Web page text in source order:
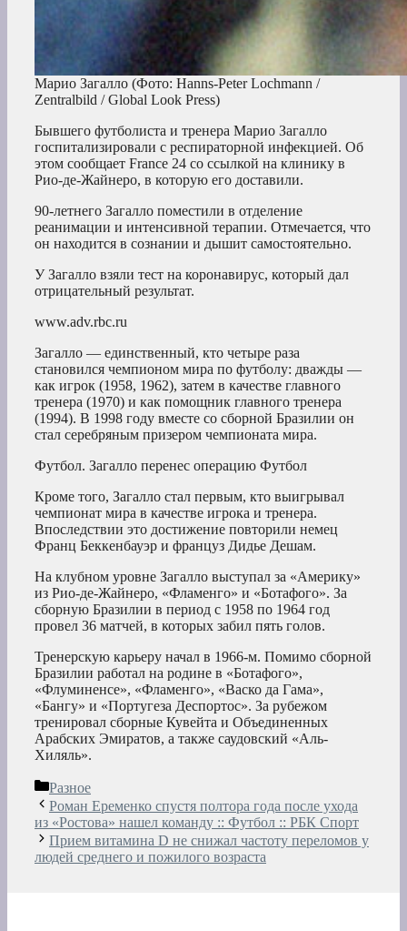
Марио Загалло (Фото: Hanns-Peter Lochmann /
Zentralbild / Global Look Press)
Бывшего футболиста и тренера Марио Загалло
госпитализировали с респираторной инфекцией. Об
этом сообщает France 24 со ссылкой на клинику в
Рио-де-Жайнеро, в которую его доставили.
90-летнего Загалло поместили в отделение
реанимации и интенсивной терапии. Отмечается, что
он находится в сознании и дышит самостоятельно.
У Загалло взяли тест на коронавирус, который дал
отрицательный результат.
www.adv.rbc.ru
Загалло — единственный, кто четыре раза
становился чемпионом мира по футболу: дважды —
как игрок (1958, 1962), затем в качестве главного
тренера (1970) и как помощник главного тренера
(1994). В 1998 году вместе со сборной Бразилии он
стал серебряным призером чемпионата мира.
Футбол. Загалло перенес операцию Футбол
Кроме того, Загалло стал первым, кто выигрывал
чемпионат мира в качестве игрока и тренера.
Впоследствии это достижение повторили немец
Франц Беккенбауэр и француз Дидье Дешам.
На клубном уровне Загалло выступал за «Америку»
из Рио-де-Жайнеро, «Фламенго» и «Ботафого». За
сборную Бразилии в период с 1958 по 1964 год
провел 36 матчей, в которых забил пять голов.
Тренерскую карьеру начал в 1966-м. Помимо сборной
Бразилии работал на родине в «Ботафого»,
«Флуминенсе», «Фламенго», «Васко да Гама»,
«Бангу» и «Португеза Деспортос». За рубежом
тренировал сборные Кувейта и Объединенных
Арабских Эмиратов, а также саудовский «Аль-
Хиляль».
Рубрики
Разное
Роман Еременко спустя полтора года после ухода
из «Ростова» нашел команду :: Футбол :: РБК Спорт
Прием витамина D не снижал частоту переломов у
людей среднего и пожилого возраста